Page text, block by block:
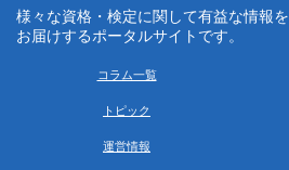
様々な資格・検定に関して有益な情報を
お届けするポータルサイトです。
コラム一覧
トピック
運営情報